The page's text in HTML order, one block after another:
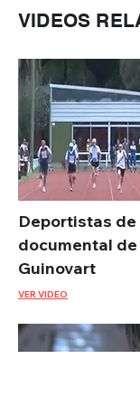
VIDEOS
Deportistas de
documental
Guinovart
VER VIDEO